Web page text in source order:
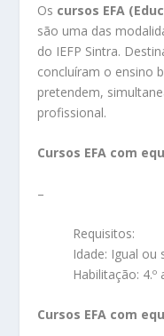
Os cursos EFA
são uma das
do IEFP Sintra.
concluíram o ensino
pretendem,
profissional.
Cursos EFA com
–
Requisitos:
Idade: Igual ou
Habilitação: 4.º
Cursos EFA com